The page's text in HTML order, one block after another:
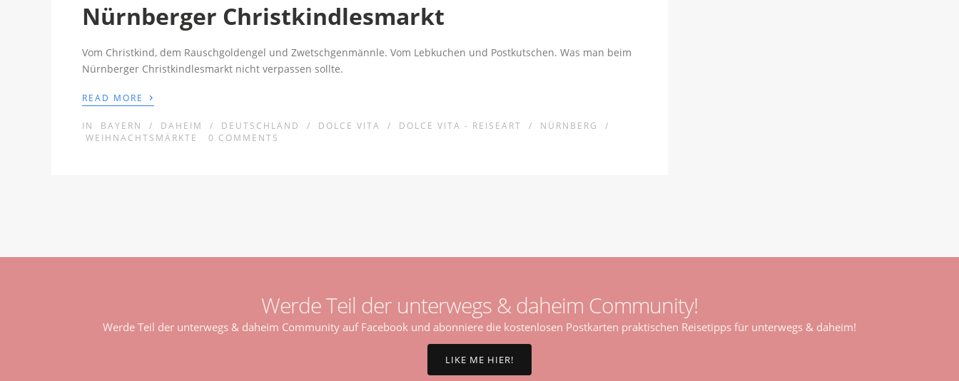
Nürnberger Christkindlesmarkt
Vom Christkind, dem Rauschgoldengel und Zwetschgenmännle. Vom Lebkuchen und Postkutschen. Was man beim
Nürnberger Christkindlesmarkt nicht verpassen sollte.
READ MORE ›
IN BAYERN / DAHEIM / DEUTSCHLAND / DOLCE VITA / DOLCE VITA - REISEART / NÜRNBERG
/
WEIHNACHTSMÄRKTE
0 COMMENTS
Werde Teil der unterwegs & daheim Community!
Werde Teil der unterwegs & daheim Community auf Facebook und abonniere die kostenlosen Postkarten praktischen Reisetipps für unterwegs & daheim!
LIKE ME HIER!